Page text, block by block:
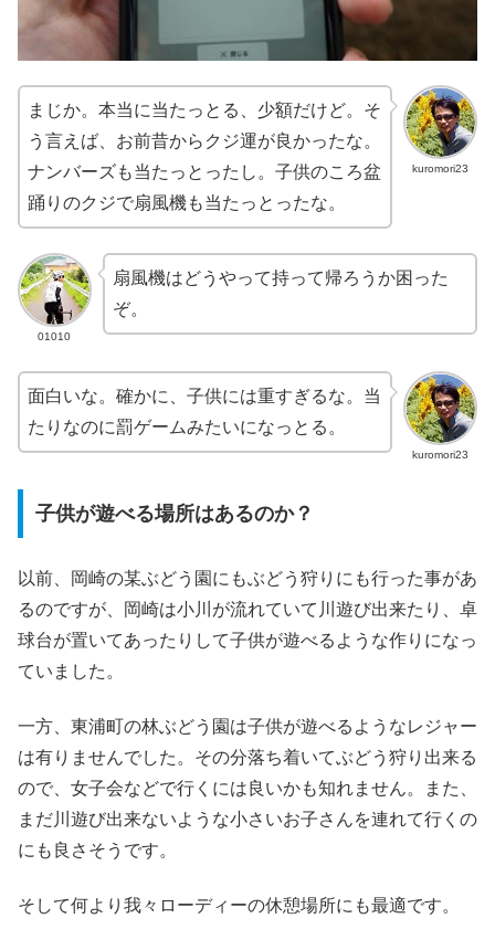
kuromori23
まじか。本当に当たっとる、少額だけど。そ
う言えば、お前昔からクジ運が良かったな。
ナンバーズも当たっとったし。子供のころ盆
踊りのクジで扇風機も当たっとったな。
01010
扇風機はどうやって持って帰ろうか困った
ぞ。
kuromori23
面白いな。確かに、子供には重すぎるな。当
たりなのに罰ゲームみたいになっとる。
子供が遊べる場所はあるのか？
以前、岡崎の某ぶどう園にもぶどう狩りにも行った事があ
るのですが、岡崎は小川が流れていて川遊び出来たり、卓
球台が置いてあったりして子供が遊べるような作りになっ
ていました。
一方、東浦町の林ぶどう園は子供が遊べるようなレジャー
は有りませんでした。その分落ち着いてぶどう狩り出来る
ので、女子会などで行くには良いかも知れません。また、
まだ川遊び出来ないような小さいお子さんを連れて行くの
にも良さそうです。
そして何より我々ローディーの休憩場所にも最適です。